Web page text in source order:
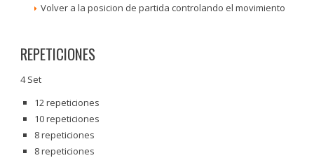
Volver a la posicion de partida controlando el movimiento
REPETICIONES
4 Set
12 repeticiones
10 repeticiones
8 repeticiones
8 repeticiones